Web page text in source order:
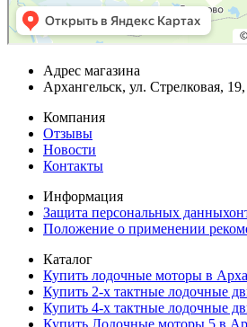
Адрес магазина
Архангельск, ул. Стрелковая,
Компания
Отзывы
Новости
Контакты
Информация
Защита персональных
Положение о применении
Каталог
Купить лодочные моторы в
Купить 2-х тактные лодочные
Купить 4-х тактные лодочные